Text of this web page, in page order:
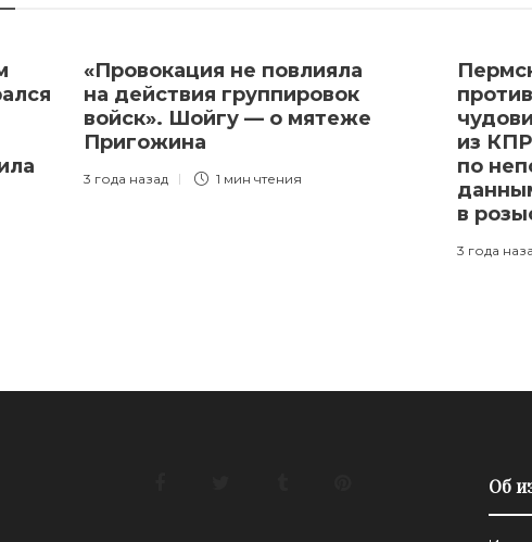
«Провокация не повлияла
на действия группировок
войск». Шойгу — о мятеже
Пригожина
3 года назад 1 мин чтения
из
по
в
3 года
Об